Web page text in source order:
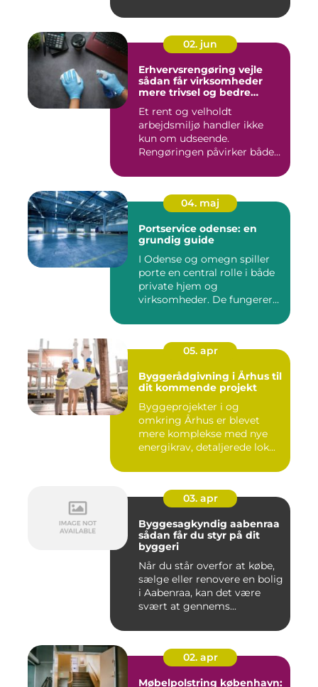
02. jun
Erhvervsrengøring vejle
sådan får virksomheder
mere trivsel og bedre
Et rent og velholdt
arbejdsmiljø handler ikke
kun om udseende.
Rengøringen påvirker både
04. maj
Portservice odense: en
grundig guide
I Odense og omegn spiller
porte en central rolle i både
private hjem og
virksomheder. De fungerer
05. apr
Byggerådgivning i Århus til
dit kommende projekt
Byggeprojekter i og
omkring Århus er blevet
mere komplekse med nye
energikrav, detaljerede lok...
03. apr
Byggesagkyndig aabenraa
sådan får du styr på dit
byggeri
Når du står overfor at købe,
sælge eller renovere en bolig
i Aabenraa, kan det være
svært at gennems...
02. apr
Møbelpolstring københavn: